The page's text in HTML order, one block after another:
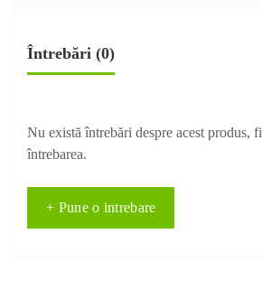
Întrebări (0)
Nu există întrebări despre acest produs,
întrebarea.
+ Pune o intrebare